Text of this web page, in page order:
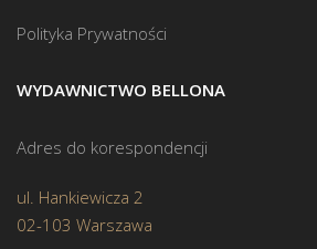
Polityka Prywatności
WYDAWNICTWO BELLONA
Adres do korespondencji
ul. Hankiewicza 2
02-103 Warszawa